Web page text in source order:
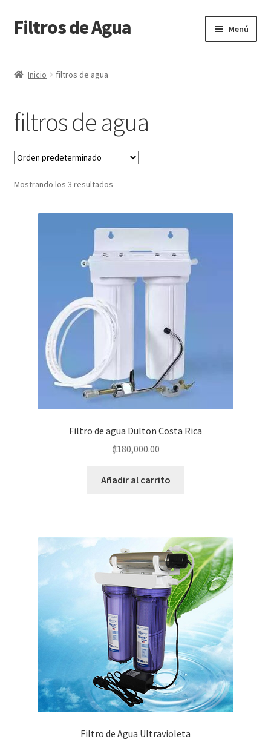
Ir
a
navegación
Ir
al
Filtros de Agua Menú
Cart
Checkout
Contacto
My account
Inicio filtros de agua
filtros de agua
Mostrando los 3 resultados
Filtro de agua Dulton Costa Rica
₡180,000.00
Añadir al carrito
Filtro de Agua Ultravioleta